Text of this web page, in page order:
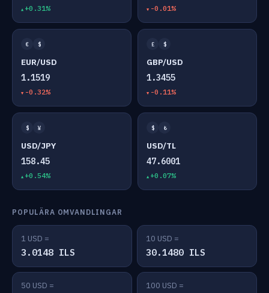
+0.31% -0.01%
€ $
EUR/USD
1.1519
-0.32%
£ $
GBP/USD
1.3455
-0.11%
$ ¥
USD/JPY
158.45
+0.54%
$ ₺
USD/TL
47.6001
+0.07%
POPULÄRA OMVANDLINGAR
1 USD =
3.0148 ILS
10 USD =
30.1480 ILS
50 USD = 100 USD =